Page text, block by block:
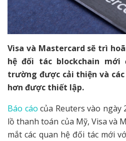
Visa và Mastercard sẽ trì
hệ đối tác blockchain
trường được cải thiện và
hơn được thiết lập.
Báo cáo của Reuters vào
lồ thanh toán của Mỹ, Visa và
mắt các quan hệ đối tác mới